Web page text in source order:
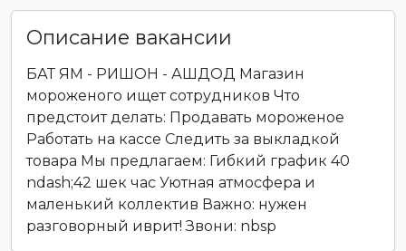
Описание вакансии
БАТ ЯМ - РИШОН - АШДОД Магазин
мороженого ищет сотрудников Что
предстоит делать: Продавать мороженое
Работать на кассе Следить за выкладкой
товара Мы предлагаем: Гибкий график 40
ndash;42 шек час Уютная атмосфера и
маленький коллектив Важно: нужен
разговорный иврит! Звони: nbsp